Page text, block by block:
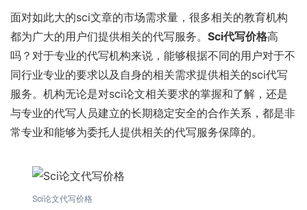
面对如此大的sci文章的市场需求量，很多相关的教育机构
都为广大的用户们提供相关的代写服务。 Sci代写价格高
吗？对于专业的代写机构来说，能够根据不同的用户对于不
同行业专业的要求以及自身的相关需求提供相关的sci代写
服务。机构无论是对sci论文相关要求的掌握和了解，还是
与专业的代写人员建立的长期稳定安全的合作关系，都是非
常专业和能够为委托人提供相关的代写服务保障的。
Sci论文代写价格